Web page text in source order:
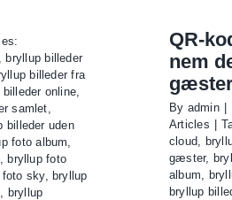
, bryllup billeder
billeder fra
billeder online,
samlet,
billeder uden
foto album,
, bryllup foto
foto sky, bryllup
, bryllup
QR-
nem
By admin
Articles
cloud,
gæster,
album,
bryllup